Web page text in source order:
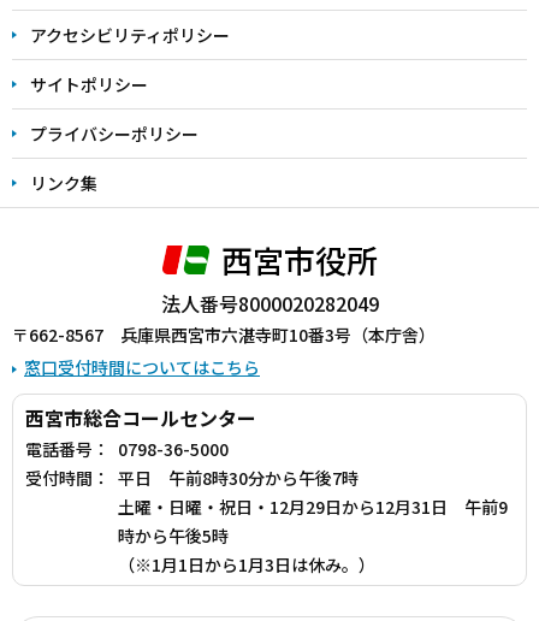
アクセシビリティポリシー
サイトポリシー
プライバシーポリシー
リンク集
西宮市役所
法人番号8000020282049
〒662-8567 兵庫県西宮市六湛寺町10番3号（本庁舎）
窓口受付時間についてはこちら
西宮市総合コールセンター
電話番号：
0798-36-5000
受付時間：
平日 午前8時30分から午後7時
土曜・日曜・祝日・12月29日から12月31日 午前9
時から午後5時
（※1月1日から1月3日は休み。）